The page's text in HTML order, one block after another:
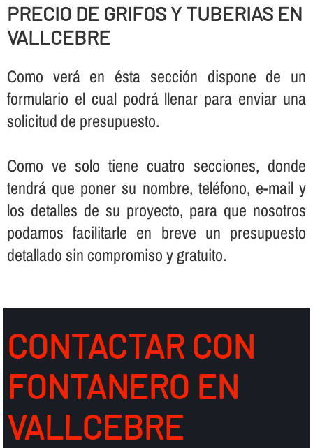
PRECIO DE GRIFOS Y TUBERIAS EN
VALLCEBRE
Como verá en ésta sección dispone de un
formulario el cual podrá llenar para enviar una
solicitud de presupuesto.
Como ve solo tiene cuatro secciones, donde
tendrá que poner su nombre, teléfono, e-mail y
los detalles de su proyecto, para que nosotros
podamos facilitarle en breve un presupuesto
detallado sin compromiso y gratuito.
CONTACTAR CON
FONTANERO EN
VALLCEBRE